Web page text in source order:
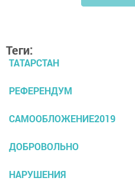
Теги:
ТАТАРСТАН
РЕФЕРЕНДУМ
САМООБЛОЖЕНИЕ2019
ДОБРОВОЛЬНО
НАРУШЕНИЯ